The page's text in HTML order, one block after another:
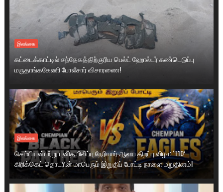
இலங்கை
கட்டைக்காட்டில் சந்தேகத்திற்குரிய பெல்ட் ஹோல்டர் கண்டெடுப்பு
மருதாங்ககேணி போலீசார் விசாரணை!
இலங்கை
செம்பியன்பற்று புனித பிலிப்பு நேரியார் ஆலய திறப்பு விழா: ‘T10’
கிரிக்கெட் தொடரின் மாபெரும் இறுதிப் போட்டி நாளை மறுதினம்!